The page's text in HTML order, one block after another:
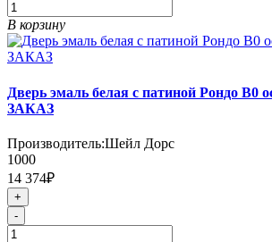
В корзину
Дверь эмаль белая с патиной Рондо В0
ЗАКАЗ
Производитель:Шейл Дорс
1000
14 374₽
+
-